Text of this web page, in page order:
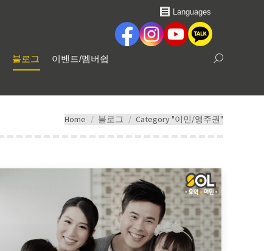
Languages
블로그 이벤트/멤버쉽 Search:
You are here:
Home 블로그 Category "이민/영주권"